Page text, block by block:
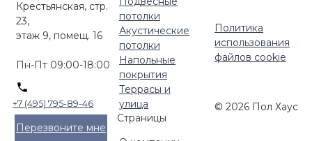
Крестьянская, стр.
23,
этаж 9, помещ. 16
Пн-Пт 09:00-18:00
+7 (495) 795-89-46
Перезвоните мне
потолки
Акустические
потолки
Напольные
покрытия
Террасы и
улица
Страницы
Политика
использования
файлов cookie
© 2026 Пол Хаус